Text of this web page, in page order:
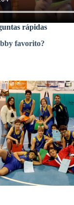
rápidas
favorito?